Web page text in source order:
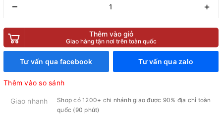
– +
Thêm vào giỏ
Giao hàng tận nơi trên toàn quốc
Tư vấn qua facebook Tư vấn qua zalo
Thêm vào so sánh
Giao nhanh
Shop có 1200+ chi nhánh giao được 90% địa chỉ toàn
quốc (90 phút)